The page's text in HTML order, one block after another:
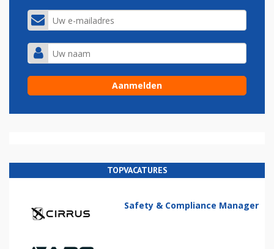
TOPVACATURES
Safety & Compliance Manager